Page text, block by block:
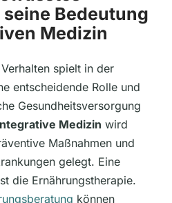
Bedeutung
Medizin
spielt in der
entscheidende Rolle und
Gesundheitsversorgung
Medizin wird
Maßnahmen und
gelegt. Eine
die Ernährungstherapie.
können